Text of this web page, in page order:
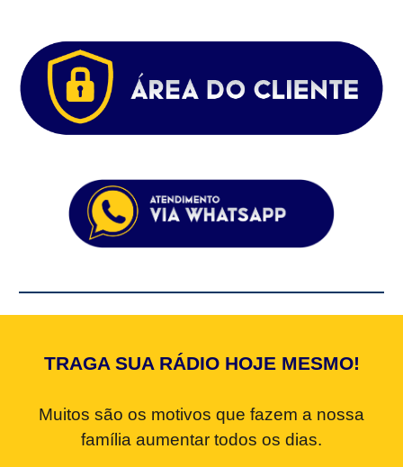
TRAGA SUA RÁDIO HOJE MESMO!
Muitos são os motivos que fazem a nossa
família aumentar todos os dias.